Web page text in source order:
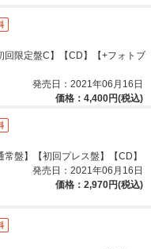
回限定盤C】【CD】【+フォトブ
発売日：2021年06月16日
価格：4,400円(税込)
盤】【初回プレス盤】【CD】
発売日：2021年06月16日
価格：2,970円(税込)